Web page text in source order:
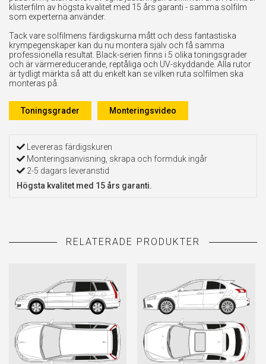
klisterfilm av högsta kvalitet med 15 års garanti - samma solfilm
som experterna använder.
Tack vare solfilmens färdigskurna mått och dess fantastiska
krympegenskaper kan du nu montera själv och få samma
professionella resultat. Black-serien finns i 5 olika toningsgrader
och är värmereducerande, reptåliga och UV-skyddande. Alla rutor
är tydligt märkta så att du enkelt kan se vilken ruta solfilmen ska
monteras på.
Toningsgrader Monteringsvideo
Levereras färdigskuren
Monteringsanvisning, skrapa och formduk ingår
2-5 dagars leveranstid
Högsta kvalitet med 15 års garanti.